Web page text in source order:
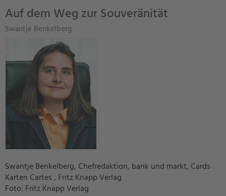
Auf dem Weg zur Souveränität
Swantje Benkelberg
Swantje Benkelberg, Chefredaktion, bank und markt, Cards
Karten Cartes, Fritz Knapp Verlag
Foto: Fritz Knapp Verlag